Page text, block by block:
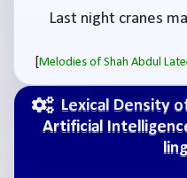
Lexical Density
Artificial
Last night cranes
[Melodies of Shah Abdul